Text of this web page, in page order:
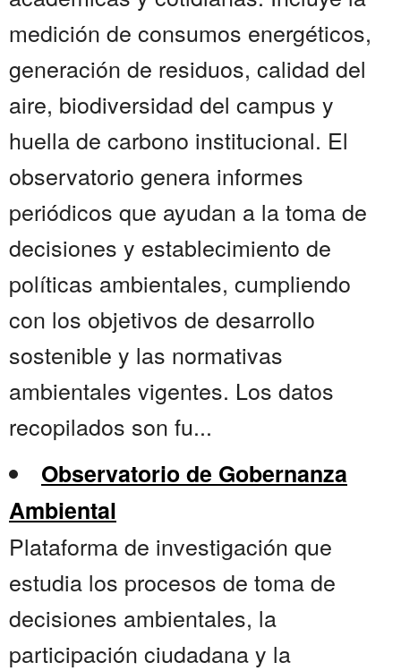
medición de consumos energéticos,
generación de residuos, calidad del
aire, biodiversidad del campus y
huella de carbono institucional. El
observatorio genera informes
periódicos que ayudan a la toma de
decisiones y establecimiento de
políticas ambientales, cumpliendo
con los objetivos de desarrollo
sostenible y las normativas
ambientales vigentes. Los datos
recopilados son fu...
Observatorio de Gobernanza
Ambiental
Plataforma de investigación que
estudia los procesos de toma de
decisiones ambientales, la
participación ciudadana y la